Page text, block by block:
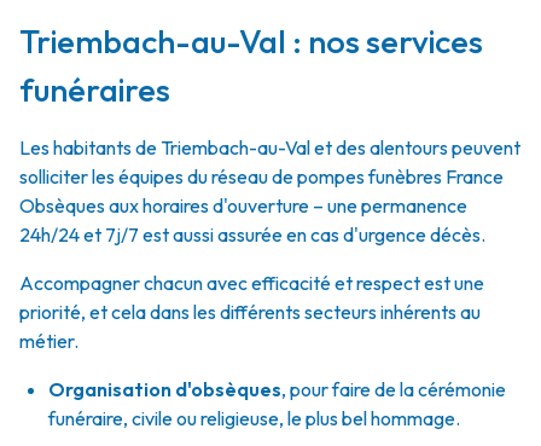
Triembach-au-Val : nos services
funéraires
Les habitants de Triembach-au-Val et des alentours peuvent
solliciter les équipes du réseau de pompes funèbres France
Obsèques aux horaires d'ouverture – une permanence
24h/24 et 7j/7 est aussi assurée en cas d'urgence décès.
Accompagner chacun avec efficacité et respect est une
priorité, et cela dans les différents secteurs inhérents au
métier.
Organisation d'obsèques, pour faire de la cérémonie
funéraire, civile ou religieuse, le plus bel hommage.